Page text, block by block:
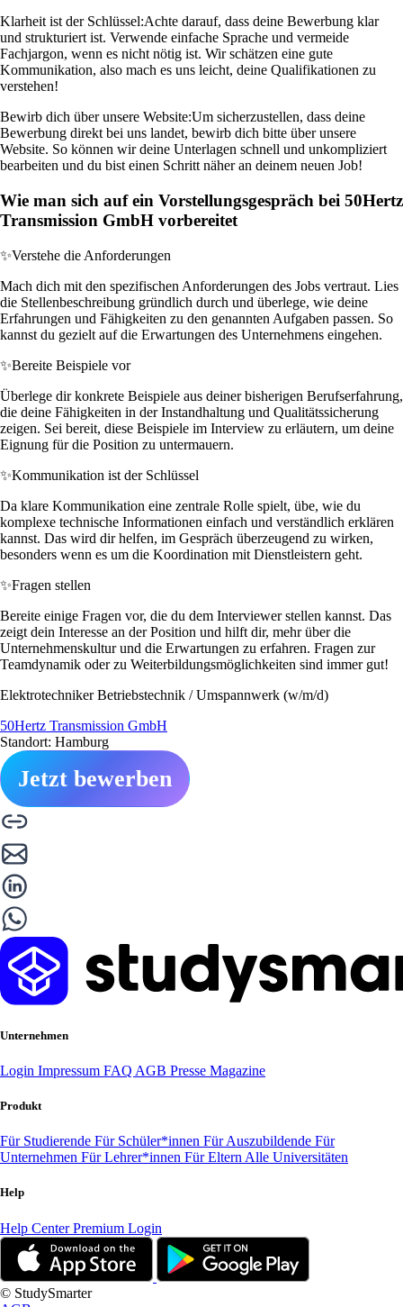
Klarheit ist der Schlüssel:Achte darauf, dass deine Bewerbung klar
und strukturiert ist. Verwende einfache Sprache und vermeide
Fachjargon, wenn es nicht nötig ist. Wir schätzen eine gute
Kommunikation, also mach es uns leicht, deine Qualifikationen zu
verstehen!
Bewirb dich über unsere Website:Um sicherzustellen, dass deine
Bewerbung direkt bei uns landet, bewirb dich bitte über unsere
Website. So können wir deine Unterlagen schnell und unkompliziert
bearbeiten und du bist einen Schritt näher an deinem neuen Job!
Wie man sich auf ein Vorstellungsgespräch bei 50Hertz
Transmission GmbH vorbereitet
✨Verstehe die Anforderungen
Mach dich mit den spezifischen Anforderungen des Jobs vertraut. Lies
die Stellenbeschreibung gründlich durch und überlege, wie deine
Erfahrungen und Fähigkeiten zu den genannten Aufgaben passen. So
kannst du gezielt auf die Erwartungen des Unternehmens eingehen.
✨Bereite Beispiele vor
Überlege dir konkrete Beispiele aus deiner bisherigen Berufserfahrung,
die deine Fähigkeiten in der Instandhaltung und Qualitätssicherung
zeigen. Sei bereit, diese Beispiele im Interview zu erläutern, um deine
Eignung für die Position zu untermauern.
✨Kommunikation ist der Schlüssel
Da klare Kommunikation eine zentrale Rolle spielt, übe, wie du
komplexe technische Informationen einfach und verständlich erklären
kannst. Das wird dir helfen, im Gespräch überzeugend zu wirken,
besonders wenn es um die Koordination mit Dienstleistern geht.
✨Fragen stellen
Bereite einige Fragen vor, die du dem Interviewer stellen kannst. Das
zeigt dein Interesse an der Position und hilft dir, mehr über die
Unternehmenskultur und die Erwartungen zu erfahren. Fragen zur
Teamdynamik oder zu Weiterbildungsmöglichkeiten sind immer gut!
Elektrotechniker Betriebstechnik / Umspannwerk (w/m/d)
50Hertz Transmission GmbH
Standort: Hamburg
Jetzt bewerben
Unternehmen
Login Impressum FAQ AGB Presse Magazine
Produkt
Für Studierende Für Schüler*innen Für Auszubildende Für
Unternehmen Für Lehrer*innen Für Eltern Alle Universitäten
Help
Help CenterPremium Login
© StudySmarter